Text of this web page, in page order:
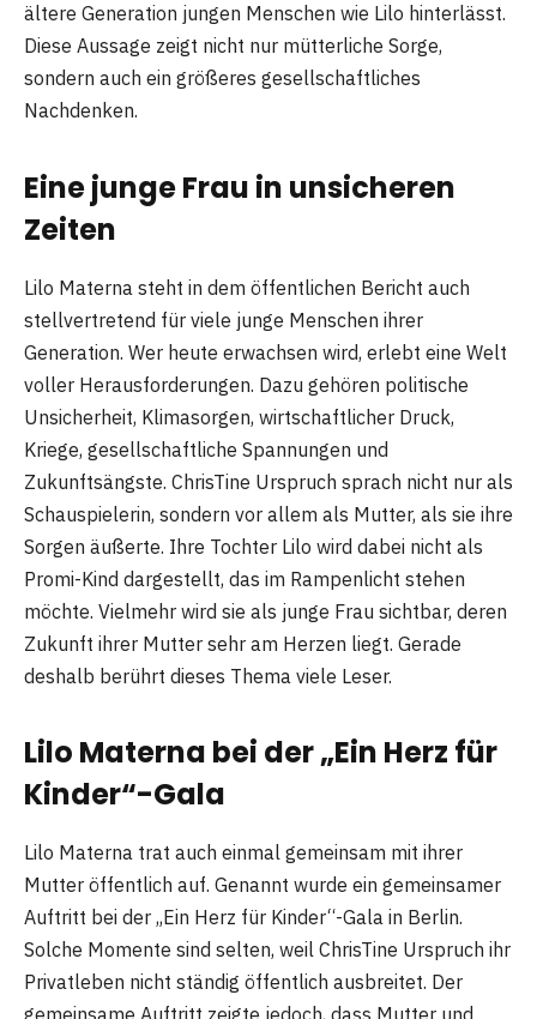
ältere Generation jungen Menschen wie Lilo hinterlässt.
Diese Aussage zeigt nicht nur mütterliche Sorge,
sondern auch ein größeres gesellschaftliches
Nachdenken.
Eine junge Frau in unsicheren
Zeiten
Lilo Materna steht in dem öffentlichen Bericht auch
stellvertretend für viele junge Menschen ihrer
Generation. Wer heute erwachsen wird, erlebt eine Welt
voller Herausforderungen. Dazu gehören politische
Unsicherheit, Klimasorgen, wirtschaftlicher Druck,
Kriege, gesellschaftliche Spannungen und
Zukunftsängste. ChrisTine Urspruch sprach nicht nur als
Schauspielerin, sondern vor allem als Mutter, als sie ihre
Sorgen äußerte. Ihre Tochter Lilo wird dabei nicht als
Promi-Kind dargestellt, das im Rampenlicht stehen
möchte. Vielmehr wird sie als junge Frau sichtbar, deren
Zukunft ihrer Mutter sehr am Herzen liegt. Gerade
deshalb berührt dieses Thema viele Leser.
Lilo Materna bei der „Ein Herz für
Kinder“-Gala
Lilo Materna trat auch einmal gemeinsam mit ihrer
Mutter öffentlich auf. Genannt wurde ein gemeinsamer
Auftritt bei der „Ein Herz für Kinder“-Gala in Berlin.
Solche Momente sind selten, weil ChrisTine Urspruch ihr
Privatleben nicht ständig öffentlich ausbreitet. Der
gemeinsame Auftritt zeigte jedoch, dass Mutter und